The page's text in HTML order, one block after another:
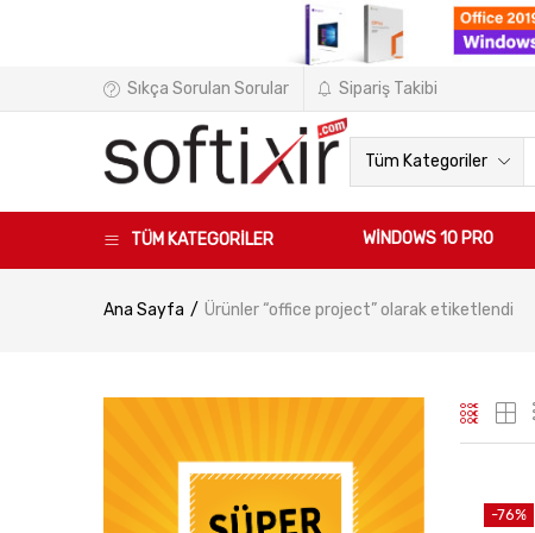
Sıkça Sorulan Sorular Sipariş Takibi
Tüm Kategoriler
TÜM KATEGORİLER WINDOWS 10 PRO
Ana Sayfa Ürünler “office project” olarak etiketlendi
-76%